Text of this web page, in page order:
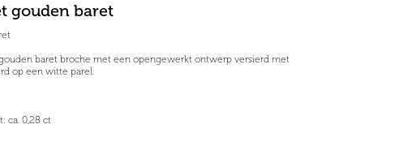
gouden baret
baret broche met een opengewerkt ontwerp versierd met
op een witte parel.
ca. 0,28 ct